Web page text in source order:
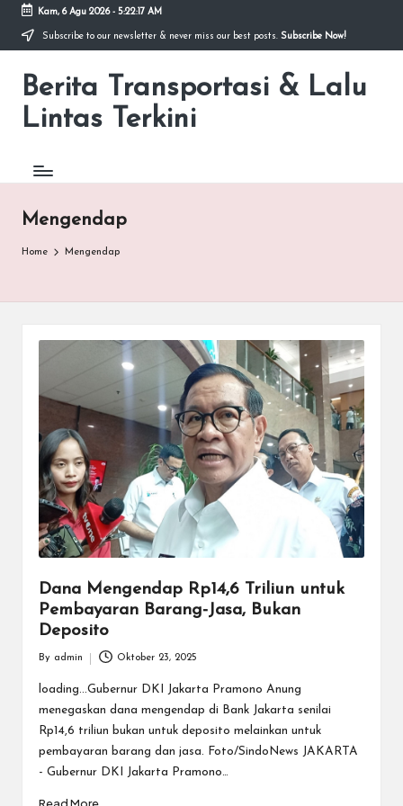
Skip
content
Kam, 6 Agu 2026- 5:22:17 AM
Subscribe to our newsletter & never miss our best posts. Subscribe Now!
Berita Transportasi & Lalu
Lintas Terkini
premancity.biz.id
Mengendap
Home Mengendap
Dana Mengendap Rp14,6 Triliun untuk
Pembayaran Barang-Jasa, Bukan
Deposito
by
By admin Oktober 23, 2025
loading...Gubernur DKI Jakarta Pramono Anung
menegaskan dana mengendap di Bank Jakarta senilai
Rp14,6 triliun bukan untuk deposito melainkan untuk
pembayaran barang dan jasa. Foto/SindoNews JAKARTA
- Gubernur DKI Jakarta Pramono…